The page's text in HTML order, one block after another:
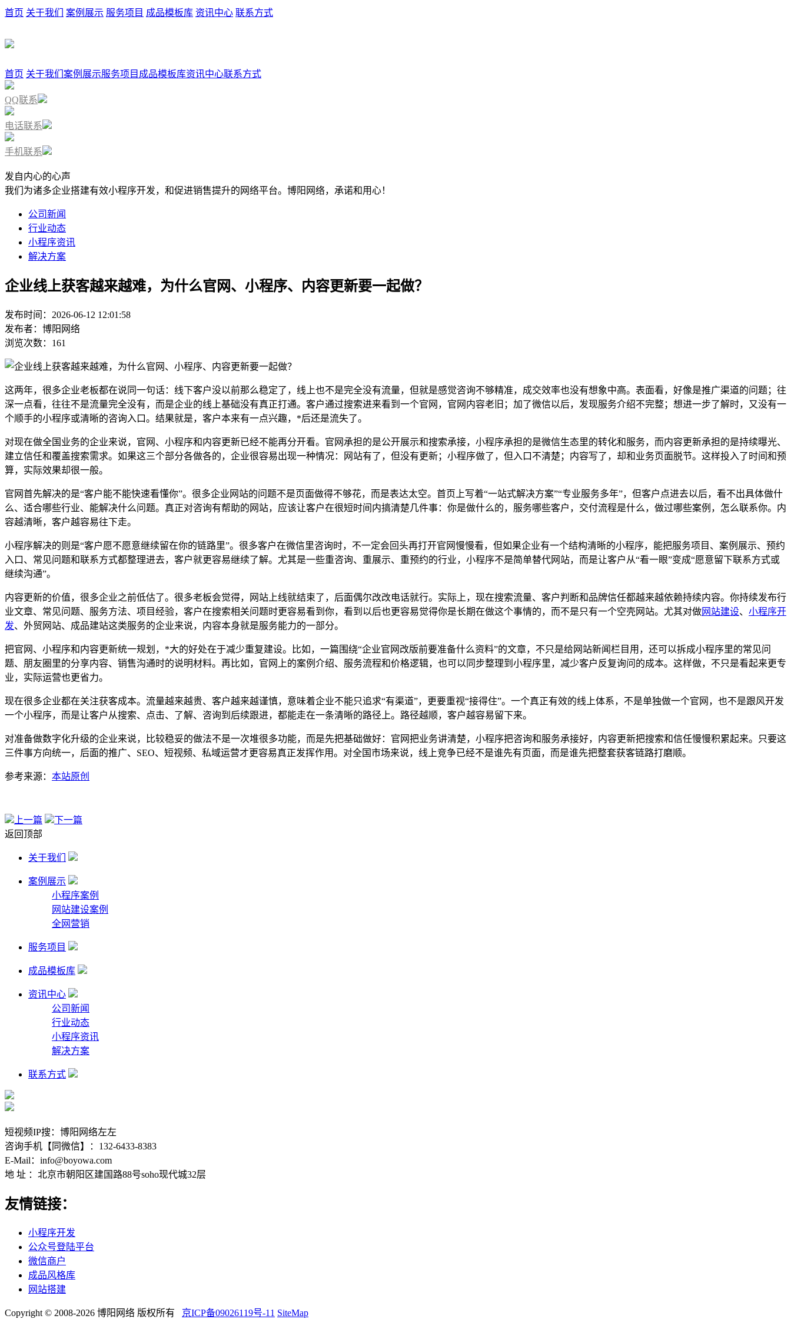
首页 关于我们 案例展示 服务项目 成品模板库 资讯中心 联系方式
首页 关于我们 案例展示服务项目 成品模板库资讯中心联系方式
QQ联系
电话联系
手机联系
发自内心的心声
我们为诸多企业搭建有效小程序开发，和促进销售提升的网络平台。博阳网络，承诺和用心！
公司新闻
行业动态
小程序资讯
解决方案
企业线上获客越来越难，为什么官网、小程序、内容更新要一起做？
发布时间：2026-06-12 12:01:58
发布者：博阳网络
浏览次数：161
这两年，很多企业老板都在说同一句话：线下客户没以前那么稳定了，线上也不是完全没有流量，但就是感觉咨询不够精准，成交效率也没有想象中高。表面看，好像是推广渠道的问题；往
深一点看，往往不是流量完全没有，而是企业的线上基础没有真正打通。客户通过搜索进来看到一个官网，官网内容老旧；加了微信以后，发现服务介绍不完整；想进一步了解时，又没有一
个顺手的小程序或清晰的咨询入口。结果就是，客户本来有一点兴趣，*后还是流失了。
对现在做全国业务的企业来说，官网、小程序和内容更新已经不能再分开看。官网承担的是公开展示和搜索承接，小程序承担的是微信生态里的转化和服务，而内容更新承担的是持续曝光、
建立信任和覆盖搜索需求。如果这三个部分各做各的，企业很容易出现一种情况：网站有了，但没有更新；小程序做了，但入口不清楚；内容写了，却和业务页面脱节。这样投入了时间和预
算，实际效果却很一般。
官网首先解决的是“客户能不能快速看懂你”。很多企业网站的问题不是页面做得不够花，而是表达太空。首页上写着“一站式解决方案”“专业服务多年”，但客户点进去以后，看不出具体做什
么、适合哪些行业、能解决什么问题。真正对咨询有帮助的网站，应该让客户在很短时间内搞清楚几件事：你是做什么的，服务哪些客户，交付流程是什么，做过哪些案例，怎么联系你。内
容越清晰，客户越容易往下走。
小程序解决的则是“客户愿不愿意继续留在你的链路里”。很多客户在微信里咨询时，不一定会回头再打开官网慢慢看，但如果企业有一个结构清晰的小程序，能把服务项目、案例展示、预约
入口、常见问题和联系方式都整理进去，客户就更容易继续了解。尤其是一些重咨询、重展示、重预约的行业，小程序不是简单替代网站，而是让客户从“看一眼”变成“愿意留下联系方式或
继续沟通”。
内容更新的价值，很多企业之前低估了。很多老板会觉得，网站上线就结束了，后面偶尔改改电话就行。实际上，现在搜索流量、客户判断和品牌信任都越来越依赖持续内容。你持续发布行
业文章、常见问题、服务方法、项目经验，客户在搜索相关问题时更容易看到你，看到以后也更容易觉得你是长期在做这个事情的，而不是只有一个空壳网站。尤其对做网站建设、 小程序开
发、外贸网站、成品建站这类服务的企业来说，内容本身就是服务能力的一部分。
把官网、小程序和内容更新统一规划，*大的好处在于减少重复建设。比如，一篇围绕“企业官网改版前要准备什么资料”的文章，不只是给网站新闻栏目用，还可以拆成小程序里的常见问
题、朋友圈里的分享内容、销售沟通时的说明材料。再比如，官网上的案例介绍、服务流程和价格逻辑，也可以同步整理到小程序里，减少客户反复询问的成本。这样做，不只是看起来更专
业，实际运营也更省力。
现在很多企业都在关注获客成本。流量越来越贵、客户越来越谨慎，意味着企业不能只追求“有渠道”，更要重视“接得住”。一个真正有效的线上体系，不是单独做一个官网，也不是跟风开发
一个小程序，而是让客户从搜索、点击、了解、咨询到后续跟进，都能走在一条清晰的路径上。路径越顺，客户越容易留下来。
对准备做数字化升级的企业来说，比较稳妥的做法不是一次堆很多功能，而是先把基础做好：官网把业务讲清楚，小程序把咨询和服务承接好，内容更新把搜索和信任慢慢积累起来。只要这
三件事方向统一，后面的推广、SEO、短视频、私域运营才更容易真正发挥作用。对全国市场来说，线上竞争已经不是谁先有页面，而是谁先把整套获客链路打磨顺。
参考来源： 本站原创
上一篇
下一篇
返回顶部
关于我们
案例展示
小程序案例
网站建设案例
全网营销
服务项目
成品模板库
资讯中心
公司新闻
行业动态
小程序资讯
解决方案
联系方式
短视频IP搜：博阳网络左左
咨询手机【同微信】：132-6433-8383
E-Mail：info@boyowa.com
地 址 ：北京市朝阳区建国路88号soho现代城32层
友情链接：
小程序开发
公众号登陆平台
微信商户
成品风格库
网站搭建
Copyright © 2008-2026 博阳网络 版权所有 京ICP备09026119号-11 SiteMap